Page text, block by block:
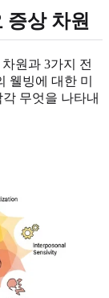
증상 차원
원과 3가지 전
웰빙에 대한 미
무엇을 나타내